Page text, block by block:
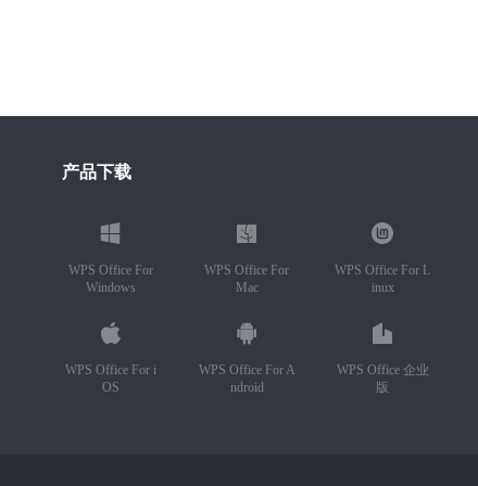
产品下载
WPS Office For
Windows
WPS Office For
Mac
WPS Office For L
inux
WPS Office For i
OS
WPS Office For A
ndroid
WPS Office 企业
版